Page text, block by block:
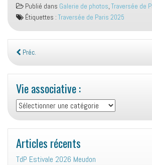
Publié dans Galerie de photos, Traversée de
Étiquettes : Traversée de Paris 2025
Préc.
Vie associative :
Vie
associative
:
Articles récents
TdP Estivale 2026 Meudon